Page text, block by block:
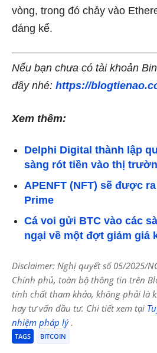
vòng, trong đó chảy vào
đáng kể.
Nếu bạn chưa có tài khoản
đây nhé: https://
Xem thêm:
Delphi Digital thành lập
sàng rót tiền vào thị
APENFT (NFT) sẽ được
Prime
Cá voi gửi BTC vào các
ngại về một đợt giảm giá
Disclaimer: Nghị quyết số 05/2025/
Chính phủ, toàn bộ thông tin trên
tính chất tham khảo, không phải là
hay tư vấn đầu tư. Chi tiết xem tại
nhiệm pháp lý.
TAGS BITCOIN